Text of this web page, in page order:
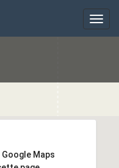
Toggle
Maps
Maps
Toggle